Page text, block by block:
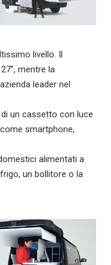
livello. Il
mentre la
leader nel
un cassetto con luce
smartphone,
alimentati a
un bollitore o la